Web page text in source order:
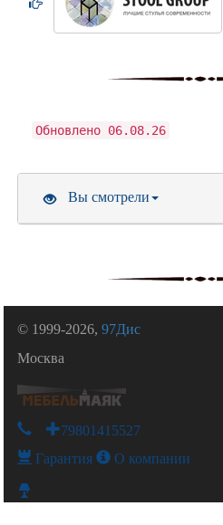
Обновлено 06.08.26
Вы смотрели
© 1999-2026,97Дис
Москва
+79801415527
Гарантия О компании